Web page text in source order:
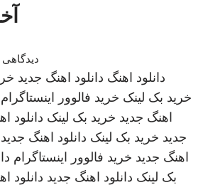
دانلود اهنگ دانلود اهنگ جدید
خرید بک لینک خرید فالوور اینستاگرام
اهنگ جدید خرید بک لینک دانلود
جدید خرید بک لینک دانلود اهنگ جدید
اهنگ جدید خرید فالوور اینستاگرام
بک لینک دانلود اهنگ جدید دانلود